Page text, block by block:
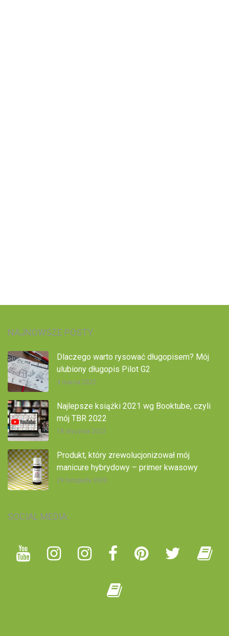
NAJNOWSZE POSTY
Dlaczego warto rysować długopisem? Mój
ulubiony długopis Pilot G2
3 marca 2022
Najlepsze książki 2021 wg Booktube, czyli
mój TBR 2022
18 stycznia 2022
Produkt, który zrewolucjonizował mój
manicure hybrydowy – primer kwasowy
29 listopada 2020
SOCIAL MEDIA: